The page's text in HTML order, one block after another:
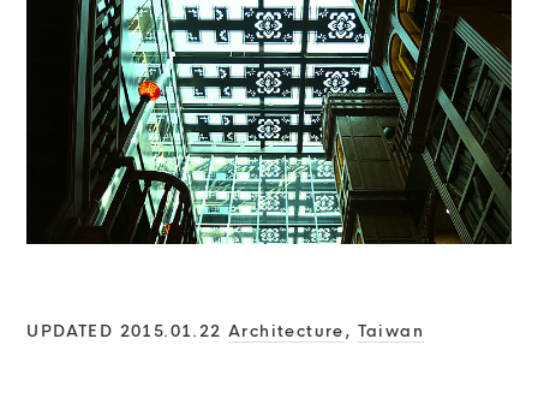
UPDATED 2015.01.22Architecture, Taiwan